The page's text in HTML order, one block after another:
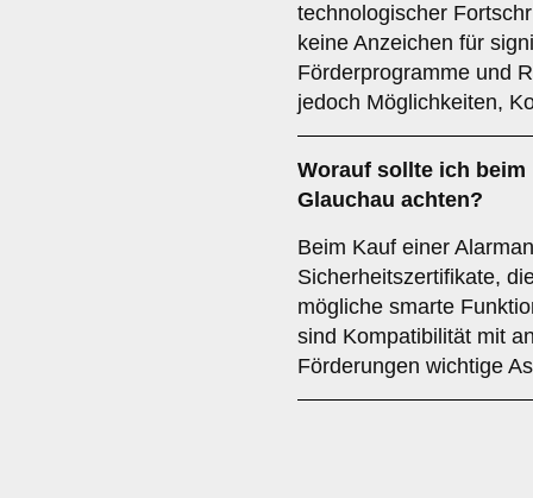
technologischer
keine Anzeichen für
Förderprogramme und
jedoch Möglichkeiten,
Worauf sollte ich beim
Glauchau achten?
Beim Kauf einer
Sicherheitszertifikate,
mögliche smarte
sind Kompatibilität mit
Förderungen wichtige